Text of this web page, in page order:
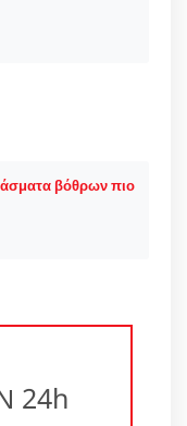
βόθρων πιο
24h